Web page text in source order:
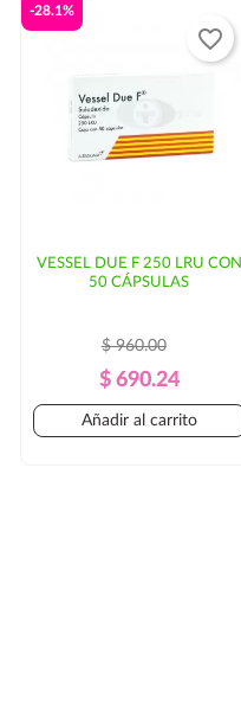
VESSEL DUE F 250 LRU CON
50 CÁPSULAS
Precio
Regular
$ 960.00
Precio
$ 690.24
-28.1%
Añadir al carrito
favorite_border